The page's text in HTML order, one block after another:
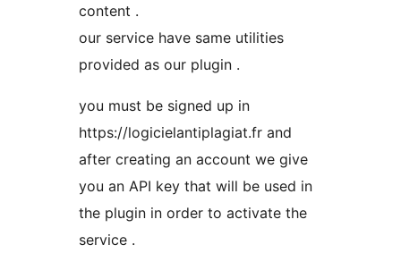
content .
our service have same utilities
provided as our plugin .
you must be signed up in
https://logicielantiplagiat.fr and
after creating an account we give
you an API key that will be used in
the plugin in order to activate the
service .